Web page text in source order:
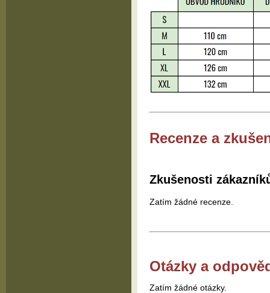
Recenze a
Zkušenosti
Zatím žádné recenze.
Otázky a
Zatím žádné otázky.